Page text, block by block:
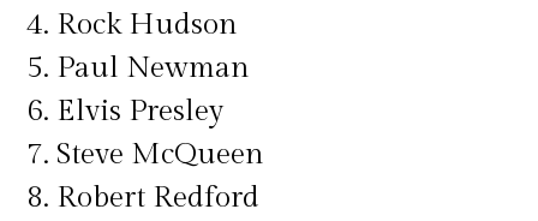
4. Rock Hudson
5. Paul Newman
6. Elvis Presley
7. Steve McQueen
8. Robert Redford